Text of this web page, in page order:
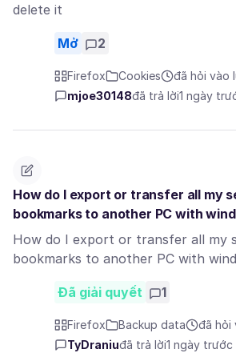
delete it
Mở 2
Firefox Cookies
đã hỏi vào
mjoe30148đã trả lời1 ngày
How do I export or transfer all my
bookmarks to another PC with
How do I export or transfer all my
bookmarks to another PC with
Đã giải quyết 1
Firefox Backup data
đã hỏi
TyDraniuđã trả lời1 ngày trước